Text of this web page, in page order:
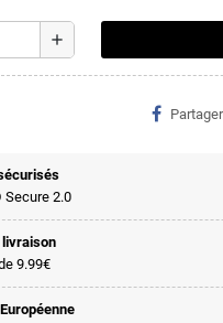
add
Partager
Secure 2.0
livraison
9.99€